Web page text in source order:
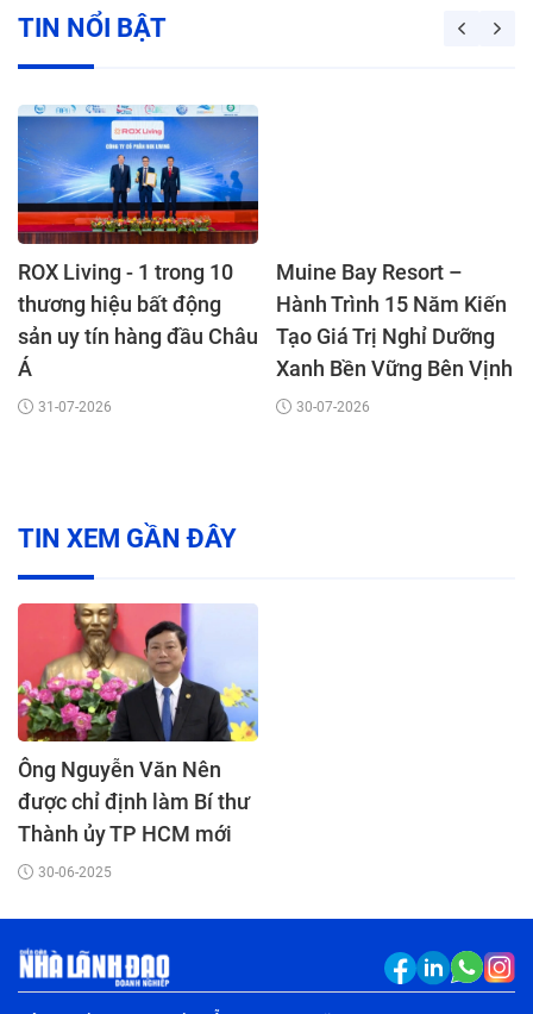
TIN NỔI BẬT
ROX Living - 1 trong 10
thương hiệu bất động
sản uy tín hàng đầu Châu
Á
31-07-2026
Muine Bay Resort –
Hành Trình 15 Năm Kiến
Tạo Giá Trị Nghỉ Dưỡng
Xanh Bền Vững Bên Vịnh
Mũi Né
30-07-2026
TIN XEM GẦN ĐÂY
Ông Nguyễn Văn Nên
được chỉ định làm Bí thư
Thành ủy TP HCM mới
30-06-2025